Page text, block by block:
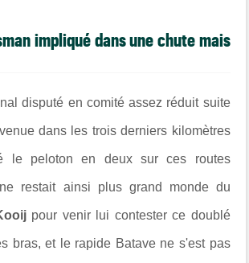
impliqué dans une chute mais
disputé en comité assez réduit suite
dans les trois derniers kilomètres
le peloton en deux sur ces routes
restait ainsi plus grand monde du
pour venir lui contester ce doublé
bras, et le rapide Batave ne s'est pas